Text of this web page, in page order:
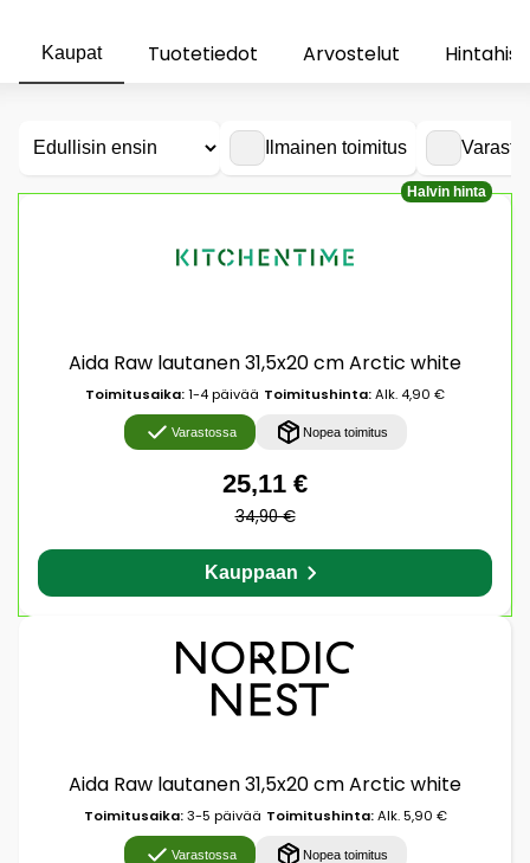
Kaupat Tuotetiedot Arvostelut
Ilmainen toimitus
Halvin hinta
Aida Raw lautanen 31,5x20 cm Arctic white
Toimitusaika:1-4 päivää Toimitushinta:Alk. 4,90 €
Varastossa Nopea toimitus
25,11 €
34,90 €
Kauppaan
Aida Raw lautanen 31,5x20 cm Arctic white
Toimitusaika:3-5 päivää Toimitushinta:Alk. 5,90 €
Varastossa Nopea toimitus